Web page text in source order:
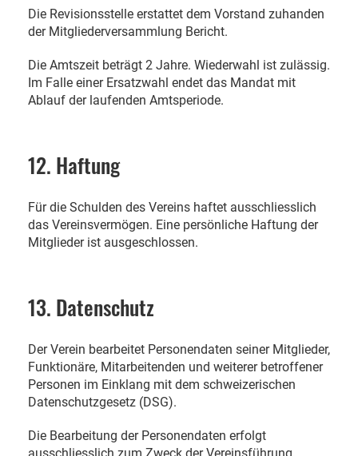
Die Revisionsstelle erstattet dem Vorstand zuhanden
der Mitgliederversammlung Bericht.
Die Amtszeit beträgt 2 Jahre. Wiederwahl ist zulässig.
Im Falle einer Ersatzwahl endet das Mandat mit
Ablauf der laufenden Amtsperiode.
12. Haftung
Für die Schulden des Vereins haftet ausschliesslich
das Vereinsvermögen. Eine persönliche Haftung der
Mitglieder ist ausgeschlossen.
13. Datenschutz
Der Verein bearbeitet Personendaten seiner Mitglieder,
Funktionäre, Mitarbeitenden und weiterer betroffener
Personen im Einklang mit dem schweizerischen
Datenschutzgesetz (DSG).
Die Bearbeitung der Personendaten erfolgt